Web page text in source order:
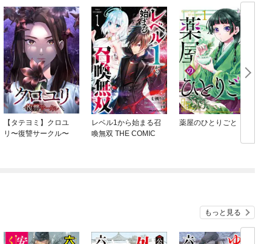
【タテヨミ】クロユ
リ〜復讐サークル〜
レベル1から始まる召
喚無双 THE COMIC
薬屋のひとりごと
もっと見る